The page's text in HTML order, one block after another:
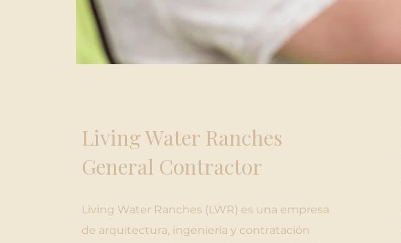
Living Water Ranches
General Contractor
Living Water Ranches (LWR) es una empresa
de arquitectura, ingeniería y contratación